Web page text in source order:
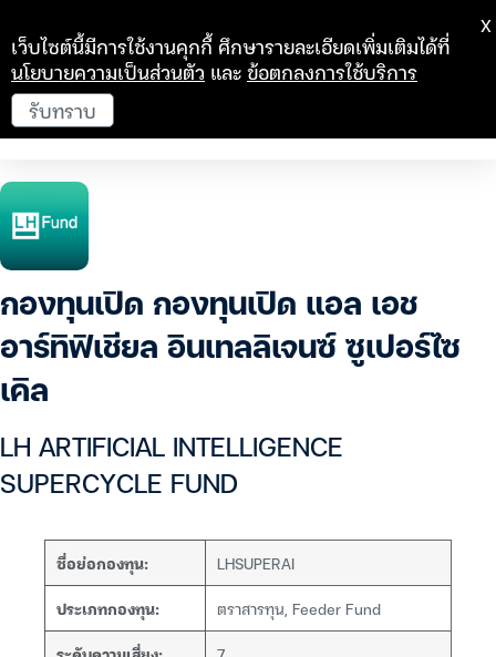
กองทุนเปิด กองทุนเปิด แอล เอช
อาร์ทิฟิเชียล อินเทลลิเจนซ์ ซูเปอร์ไซ
เคิล
LH ARTIFICIAL INTELLIGENCE
SUPERCYCLE FUND
ชื่อย่อกองทุน:
LHSUPERAI
ประเภทกองทุน:
ตราสารทุน, Feeder Fund
เว็บไซต์นี้มีการใช้งานคุกกี้ ศึกษารายละเอียดเพิ่มเติมได้ที่
นโยบายความเป็นส่วนตัว และข้อตกลงการใช้บริการ
รับทราบ
X